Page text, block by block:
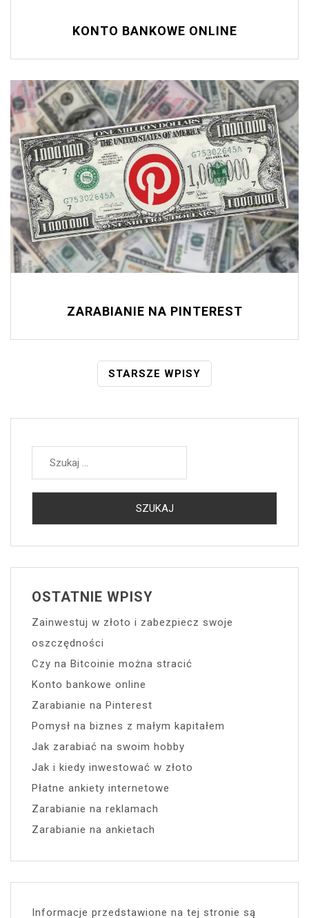
KONTO BANKOWE ONLINE
ZARABIANIE NA PINTEREST
Nawigacja
Wpisach
STARSZE WPISY
Szukaj:
OSTATNIE WPISY
Zainwestuj w złoto i zabezpiecz swoje
oszczędności
Czy na Bitcoinie można stracić
Konto bankowe online
Zarabianie na Pinterest
Pomysł na biznes z małym kapitałem
Jak zarabiać na swoim hobby
Jak i kiedy inwestować w złoto
Płatne ankiety internetowe
Zarabianie na reklamach
Zarabianie na ankietach
Informacje przedstawione na tej stronie są